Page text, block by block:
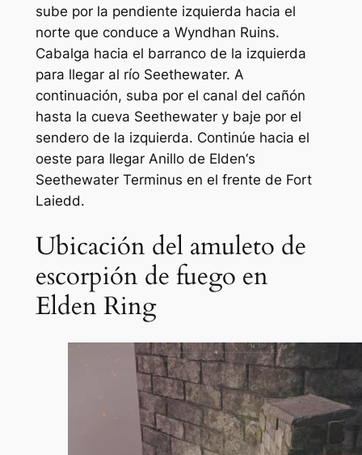
sube por la pendiente izquierda hacia el
norte que conduce a Wyndhan Ruins.
Cabalga hacia el barranco de la izquierda
para llegar al río Seethewater. A
continuación, suba por el canal del cañón
hasta la cueva Seethewater y baje por el
sendero de la izquierda. Continúe hacia el
oeste para llegar Anillo de Elden‘s
Seethewater Terminus en el frente de Fort
Laiedd.
Ubicación del amuleto de
escorpión de fuego en
Elden Ring